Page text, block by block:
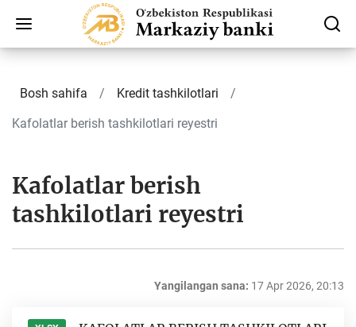
Bosh sahifa
Kredit tashkilotlari
Kafolatlar berish tashkilotlari reyestri
Kafolatlar berish
tashkilotlari reyestri
Yangilangan sana: 17 Apr 2026, 20:13